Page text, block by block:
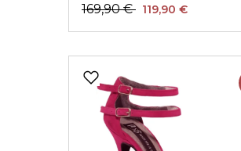
169,90 € 119,90 €